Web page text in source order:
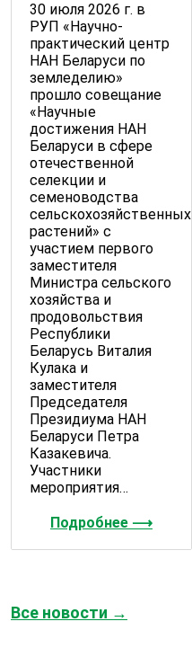
30 июля 2026 г. в
РУП «Научно-
практический центр
НАН Беларуси по
земледелию»
прошло совещание
«Научные
достижения НАН
Беларуси в сфере
отечественной
селекции и
семеноводства
сельскохозяйственных
растений» с
участием первого
заместителя
Министра сельского
хозяйства и
продовольствия
Республики
Беларусь Виталия
Кулака и
заместителя
Председателя
Президиума НАН
Беларуси Петра
Казакевича.
Участники
мероприятия…
Подробнее ⟶
Все новости →